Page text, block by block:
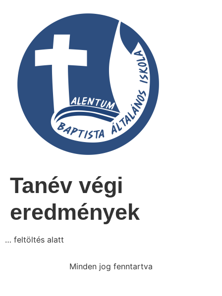
Tanév végi
eredmények
… feltöltés alatt
Minden jog fenntartva